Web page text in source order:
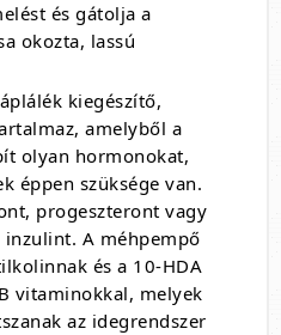
és gátolja a
okozta, lassú
kiegészítő,
amelyből a
olyan hormonokat,
éppen szüksége van.
progeszteront vagy
inzulint. A méhpempő
és a 10-HDA
vitaminokkal, melyek
az idegrendszer